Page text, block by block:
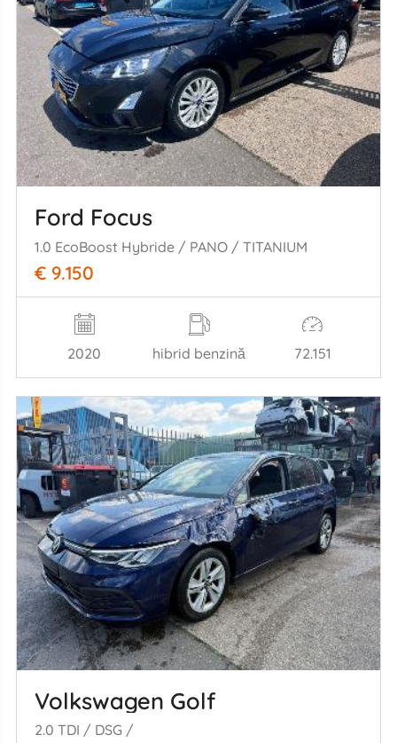
Ford Focus
1.0 EcoBoost Hybride / PANO / TITANIUM
€ 9.150
2020 hibrid benzină 72.151
Volkswagen Golf
2.0 TDI / DSG /